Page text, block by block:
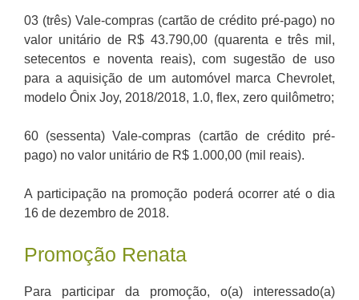
03 (três) Vale-compras (cartão de crédito pré-pago) no
valor unitário de R$ 43.790,00 (quarenta e três mil,
setecentos e noventa reais), com sugestão de uso
para a aquisição de um automóvel marca Chevrolet,
modelo Ônix Joy, 2018/2018, 1.0, flex, zero quilômetro;
60 (sessenta) Vale-compras (cartão de crédito pré-
pago) no valor unitário de R$ 1.000,00 (mil reais).
A participação na promoção poderá ocorrer até o dia
16 de dezembro de 2018.
Promoção Renata
Para participar da promoção, o(a) interessado(a)